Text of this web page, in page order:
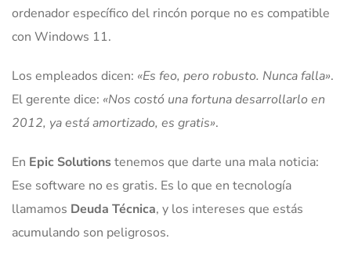
ordenador específico del rincón porque no es compatible
con Windows 11.
Los empleados dicen: «Es feo, pero robusto. Nunca falla».
El gerente dice: «Nos costó una fortuna desarrollarlo en
2012, ya está amortizado, es gratis».
En Epic Solutionstenemos que darte una mala noticia:
Ese software no es gratis. Es lo que en tecnología
llamamos Deuda Técnica, y los intereses que estás
acumulando son peligrosos.